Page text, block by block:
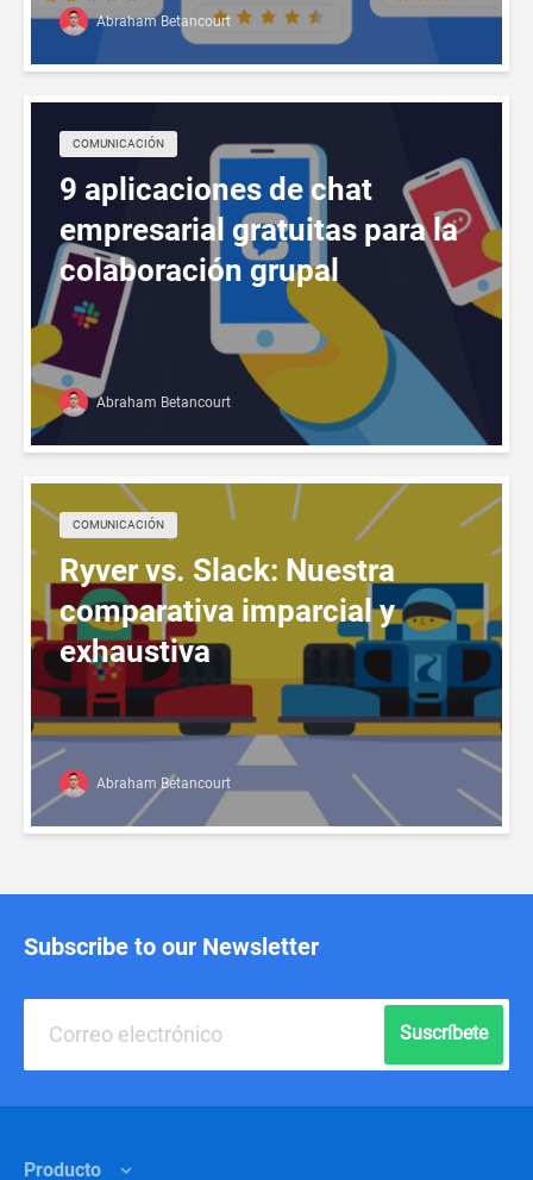
Abraham Betancourt
COMUNICACIÓN
9 aplicaciones de chat
empresarial gratuitas para la
colaboración grupal
Abraham Betancourt
COMUNICACIÓN
Ryver vs. Slack: Nuestra
comparativa imparcial y
exhaustiva
Abraham Betancourt
Subscribe to our Newsletter
Suscríbete
Producto